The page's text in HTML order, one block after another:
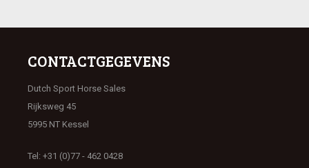
CONTACTGEGEVENS
Dutch Sport Horse Sales
Rijksweg 45
5995 NT Kessel
Tel: +31 (0)77 - 462 0428